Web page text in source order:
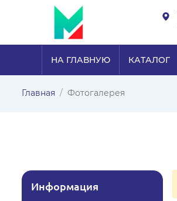
НА ГЛАВНУЮ КАТАЛОГ
Главная Фотогалерея
Информация